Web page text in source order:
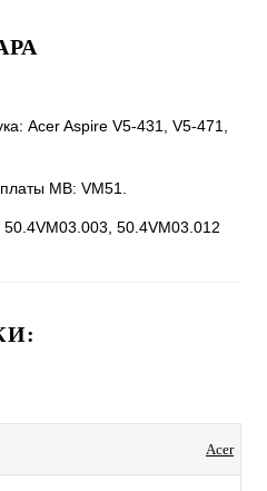
Acer Aspire V5-431, V5-471,
MB: VM51.
50.4VM03.012
Acer